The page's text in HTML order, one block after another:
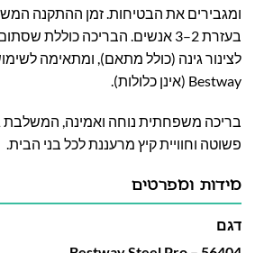
בעזרת 2–3 אנשים. הבריכה כוללת
לצינור גינה (כולל מתאם), ומתאימה
Bestway (אינן כלולות).
בריכה משפחתית נוחה ואמינה, המשלבת
פשוטה וחוויית קיץ מרעננת לכל בני הבית.
מידות ומפרטים
דגם